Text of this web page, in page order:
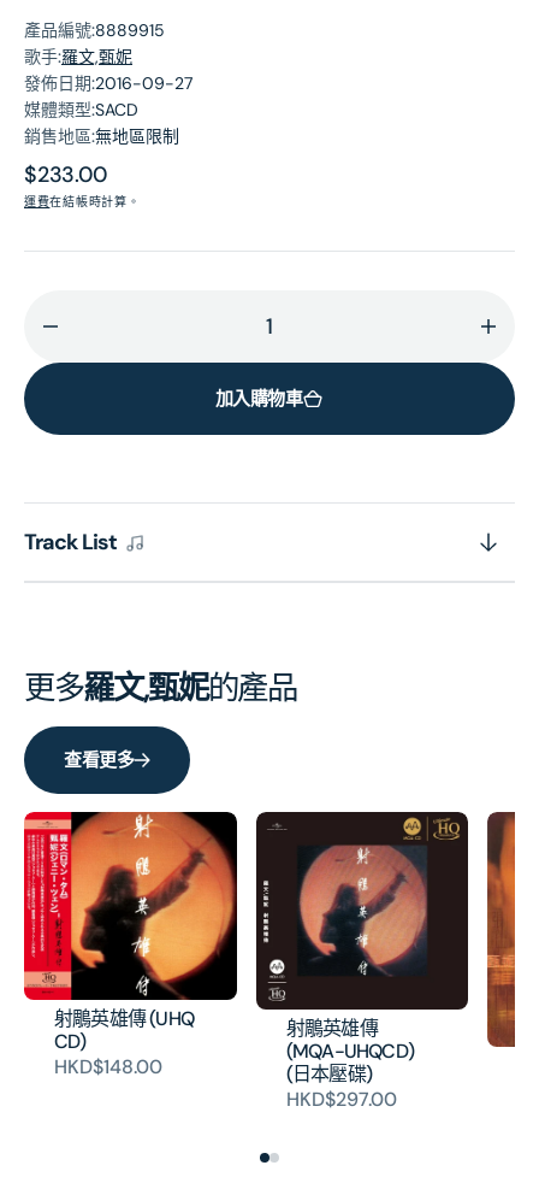
產品編號:8889915
歌手:羅文,甄妮
發佈日期:2016-09-27
媒體類型:SACD
銷售地區:無地區限制
原
價
$233.00
運費在結帳時計算。
鵰
雄
傳
壓
碟)
的
數
量
增
加
鵰
雄
傳
加入購物車
Track List
更多羅文,甄妮的產品
查看更多
射鵰英雄傳 (UHQ
CD)
HKD$148.00
射鵰英雄傳
(MQA-UHQCD)
(日本壓碟)
HKD$297.00